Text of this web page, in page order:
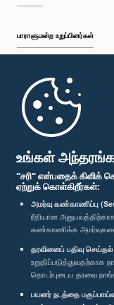
உங்கள்
"சரி" என்பதைக் கிளிக்
ஏற்றுக் கொள்கிறீர்கள்:
அமர்வு கண்காணிப்பு
ரீதியான
கண்காணிக்க
தரவினைப் பதிவு செய்தல்
உறுதிப்படுத்துவதற்காக
தொடர்புடைய தரவை
பயனர் நடத்தை
பாராளுமன்ற உறுப்பினர்கள்
முதற்பக்கம்
பாராளுமன்ற கையடக்க செயலி
எம்மை பின்தொடர்க :
விருதுகள்